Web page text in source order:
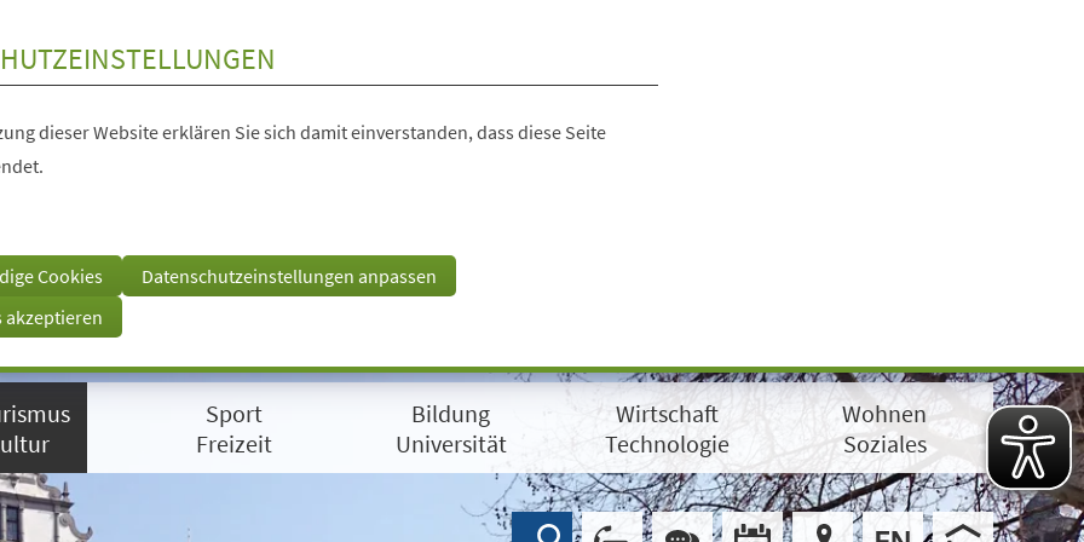
dieser Website erklären Sie sich damit einverstanden, dass diese Seite
Cookies
Datenschutzeinstellungen anpassen
akzeptieren
Sport
Freizeit
Bildung
Universität
Wirtschaft
Technologie
Wohnen
Soziales